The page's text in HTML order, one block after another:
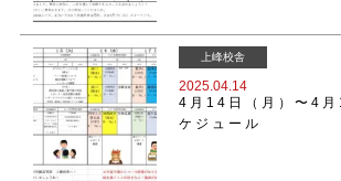
上峰校舎
2025.04.14
4月14日（月）〜4月
ケジュール